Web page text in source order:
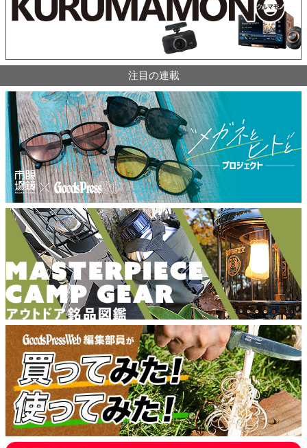
注目の連載